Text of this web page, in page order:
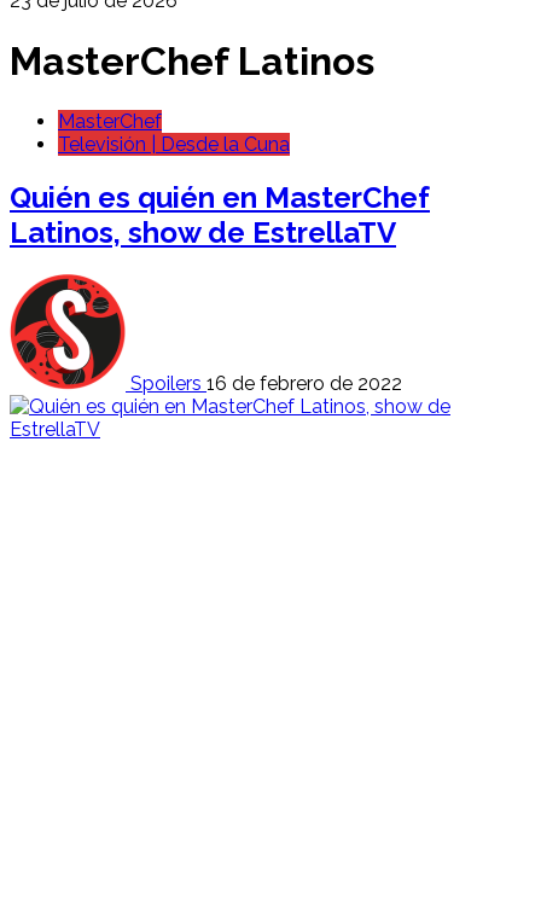
MasterChef Latinos
MasterChef
Televisión | Desde la Cuna
Quién es quién en MasterChef
Latinos, show de EstrellaTV
Spoilers 16 de febrero de 2022